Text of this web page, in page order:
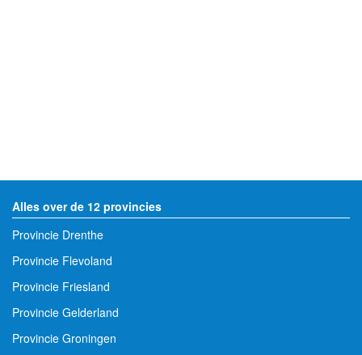
Alles over de 12 provincies
Provincie Drenthe
Provincie Flevoland
Provincie Friesland
Provincie Gelderland
Provincie Groningen